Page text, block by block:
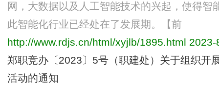
网，大数据以及人工智能技术的兴起，使得智
此智能化行业已经处在了发展期。【前
http://www.rdjs.cn/html/xyjlb/1895.html 2023-
郑职竞办〔2023〕5号（职建处）关于组织开
活动的通知